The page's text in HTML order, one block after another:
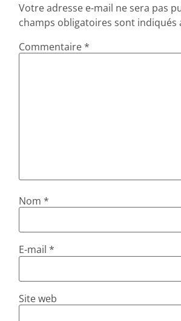
Votre adresse e-mail ne sera pas
champs obligatoires sont indiqués
Commentaire*
Nom*
E-mail*
Site web